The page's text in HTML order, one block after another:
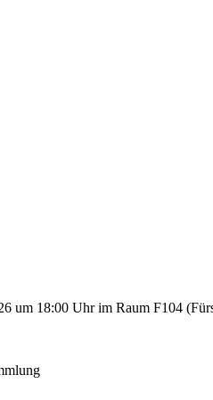
um 18:00 Uhr im Raum F104